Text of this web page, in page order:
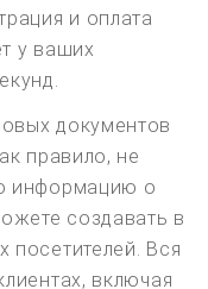
и оплата
у ваших
документов
правило, не
информацию о
создавать в
посетителей. Вся
включая